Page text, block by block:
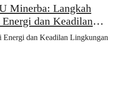
Minerba: Langkah
dan Keadilan
dan Keadilan Lingkungan